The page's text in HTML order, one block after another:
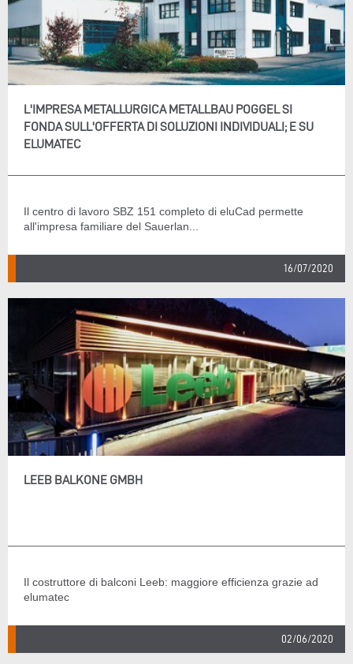
L'IMPRESA METALLURGICA METALLBAU POGGEL SI
FONDA SULL'OFFERTA DI SOLUZIONI INDIVIDUALI; E SU
ELUMATEC
Il centro di lavoro SBZ 151 completo di eluCad permette
all'impresa familiare del Sauerlan...
16/07/2020
LEEB BALKONE GMBH
Il costruttore di balconi Leeb: maggiore efficienza grazie ad
elumatec
02/06/2020